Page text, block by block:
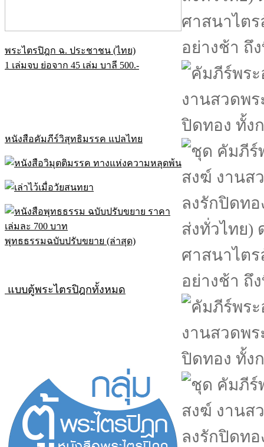
พระไตรปิฎก ฉ. ประชาชน (ไทย)
1 เล่มจบ ย่อจาก 45 เล่ม บาลี 500.-
หนังสือคัมภีร์วิสุทธิมรรค แปลไทย
พุทธธรรมฉบับปรับขยาย (ล่าสุด)
แบบตู้พระไตรปิฎกทั้งหมด